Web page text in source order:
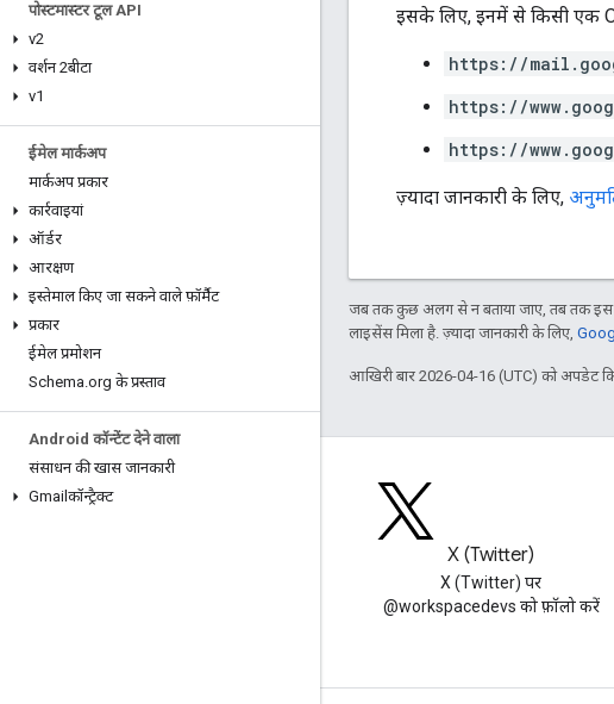
पोस्टमास्टर टूल API
v2
वर्शन 2बीटा
v1
ईमेल मार्कअप
मार्कअप प्रकार
कार्रवाइयां
ऑर्डर
आरक्षण
इस्तेमाल किए जा सकने वाले फ़ॉर्मैट
प्रकार
ईमेल प्रमोशन
Schema.org के प्रस्ताव
Android कॉन्टेंट देने वाला
संसाधन की खास जानकारी
Gmailकॉन्ट्रैक्ट
इसके लिए, इनमें से किसी एक
https://
https://
https://
ज़्यादा जानकारी के लिए,
जब तक कुछ अलग से न बताया जाए, तब तक इस
लाइसेंस मिला है. ज़्यादा जानकारी के लिए,
आखिरी बार 2026-04-16 (UTC) को अपडेट
X (Twitter)
X (Twitter) पर
@workspacedevs को फ़ॉलो करें